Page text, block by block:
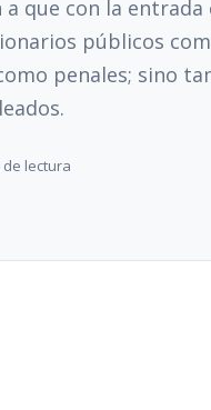
a que con la
públicos
penales; sino
de lectura